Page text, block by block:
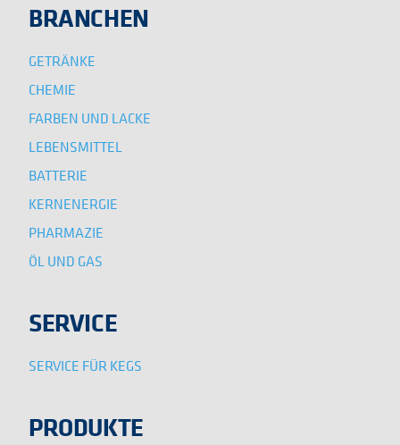
BRANCHEN
GETRÄNKE
CHEMIE
FARBEN UND LACKE
LEBENSMITTEL
BATTERIE
KERNENERGIE
PHARMAZIE
ÖL UND GAS
SERVICE
SERVICE FÜR KEGS
PRODUKTE